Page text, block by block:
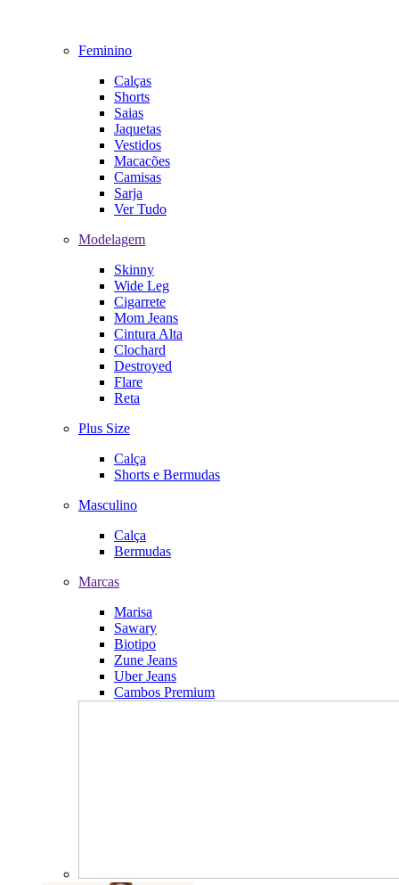
Feminino
Calças
Shorts
Saias
Jaquetas
Vestidos
Macacões
Camisas
Sarja
Ver Tudo
Modelagem
Skinny
Wide Leg
Cigarrete
Mom Jeans
Cintura Alta
Clochard
Destroyed
Flare
Reta
Plus Size
Calça
Shorts e Bermudas
Masculino
Calça
Bermudas
Marcas
Marisa
Sawary
Biotipo
Zune Jeans
Uber Jeans
Cambos Premium